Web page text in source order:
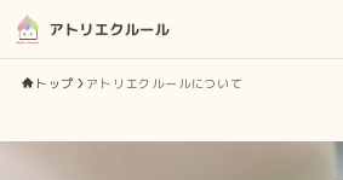
トップ アトリエクルールについて